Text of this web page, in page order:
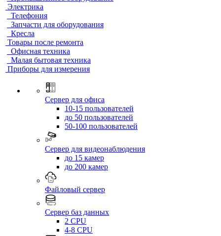
Электрика
Телефония
Запчасти для оборудования
Кресла
Товары после ремонта
Офисная техника
Малая бытовая техника
Приборы для измерения
Сервер для офиса
10-15 пользователей
до 50 пользователей
50-100 пользователей
Сервер для видеонаблюдения
до 15 камер
до 200 камер
Файловый сервер
Сервер баз данных
2 CPU
4-8 CPU